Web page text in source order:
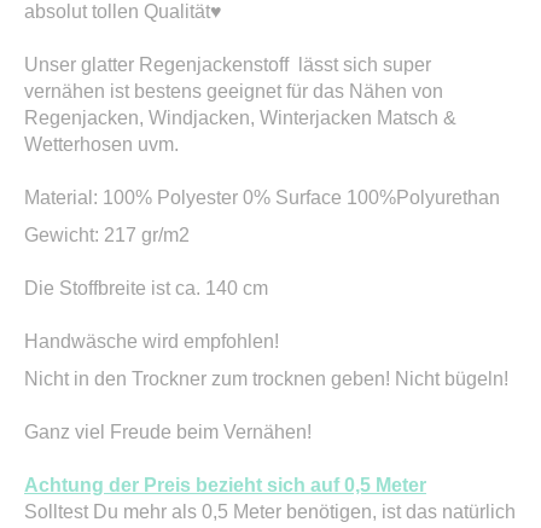
absolut tollen Qualität♥
Unser glatter Regenjackenstoff lässt sich super
vernähen ist bestens geeignet für das Nähen von
Regenjacken, Windjacken, Winterjacken Matsch &
Wetterhosen uvm.
Material: 100% Polyester 0% Surface 100%Polyurethan
Gewicht: 217 gr/m2
Die Stoffbreite ist ca. 140 cm
Handwäsche wird empfohlen!
Nicht in den Trockner zum trocknen geben! Nicht bügeln!
Ganz viel Freude beim Vernähen!
Achtung der Preis bezieht sich auf 0,5 Meter
Solltest Du mehr als 0,5 Meter benötigen, ist das natürlich